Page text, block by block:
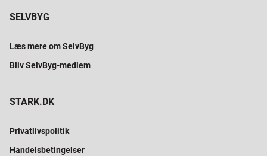
SELVBYG
Læs mere om SelvByg
Bliv SelvByg-medlem
STARK.DK
Privatlivspolitik
Handelsbetingelser